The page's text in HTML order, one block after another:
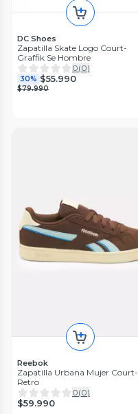
DC Shoes
Zapatilla Skate Logo Court-
Graffik Se Hombre
0(0)
30% $55.990
$79.990
Reebok
Zapatilla Urbana Mujer Court-
Retro
0(0)
$59.990